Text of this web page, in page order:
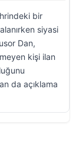
bir
siyasi
Dan,
kişi ilan
da açıklama